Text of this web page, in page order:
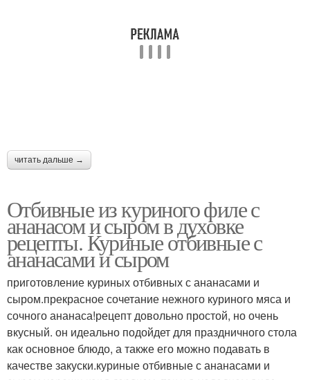
читать дальше →
Отбивные из куриного филе с
ананасом и сыром в духовке
рецепты. Куриные отбивные с
ананасами и сыром
приготовление куриных отбивных с ананасами и
сыром.прекрасное сочетание нежного куриного мяса и
сочного ананаса!рецепт довольно простой, но очень
вкусный. он идеально подойдет для праздничного стола
как основное блюдо, а также его можно подавать в
качестве закуски.куриные отбивные с ананасами и